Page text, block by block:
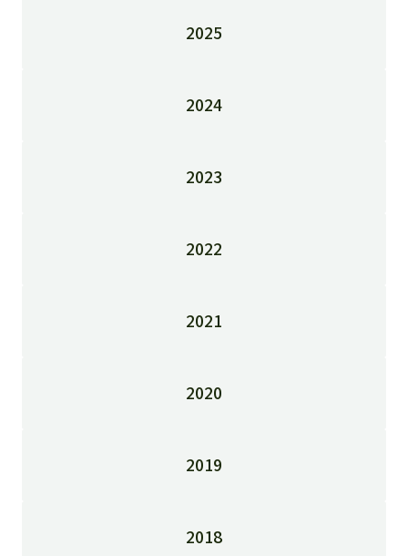
2025
2024
2023
2022
2021
2020
2019
2018